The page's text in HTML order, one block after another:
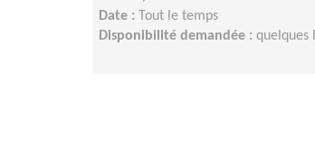
Date :
Tout le temps
Disponibilité demandée : quelques